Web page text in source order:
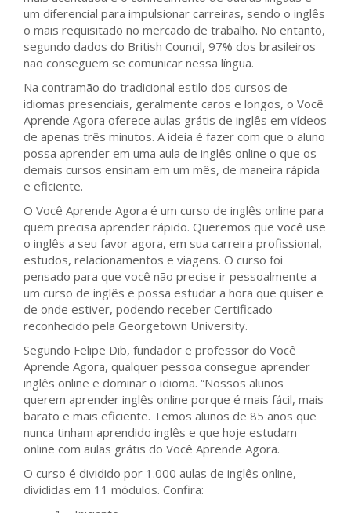
um diferencial para impulsionar carreiras, sendo o inglês
o mais requisitado no mercado de trabalho. No entanto,
segundo dados do British Council, 97% dos brasileiros
não conseguem se comunicar nessa língua.
Na contramão do tradicional estilo dos cursos de
idiomas presenciais, geralmente caros e longos, o Você
Aprende Agora oferece aulas grátis de inglês em vídeos
de apenas três minutos. A ideia é fazer com que o aluno
possa aprender em uma aula de inglês online o que os
demais cursos ensinam em um mês, de maneira rápida
e eficiente.
O Você Aprende Agora é um curso de inglês online para
quem precisa aprender rápido. Queremos que você use
o inglês a seu favor agora, em sua carreira profissional,
estudos, relacionamentos e viagens. O curso foi
pensado para que você não precise ir pessoalmente a
um curso de inglês e possa estudar a hora que quiser e
de onde estiver, podendo receber Certificado
reconhecido pela Georgetown University.
Segundo Felipe Dib, fundador e professor do Você
Aprende Agora, qualquer pessoa consegue aprender
inglês online e dominar o idioma. “Nossos alunos
querem aprender inglês online porque é mais fácil, mais
barato e mais eficiente. Temos alunos de 85 anos que
nunca tinham aprendido inglês e que hoje estudam
online com aulas grátis do Você Aprende Agora.
O curso é dividido por 1.000 aulas de inglês online,
divididas em 11 módulos. Confira: